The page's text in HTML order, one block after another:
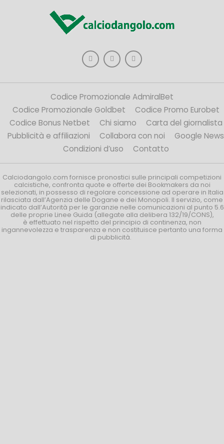
Codice Promozionale AdmiralBet
Codice Promozionale Goldbet
Codice Promo Eurobet
Codice Bonus Netbet
Chi siamo
Carta del giornalista
Pubblicità e affiliazioni
Collabora con noi
Google News
Condizioni d’uso
Contatto
Calciodangolo.com fornisce pronostici sulle principali competizioni
calcistiche, confronta quote e offerte dei Bookmakers da noi
selezionati, in possesso di regolare concessione ad operare in Italia
rilasciata dall’Agenzia delle Dogane e dei Monopoli. Il servizio, come
indicato dall’Autorità per le garanzie nelle comunicazioni al punto 5.6
delle proprie Linee Guida (allegate alla delibera 132/19/CONS),
è effettuato nel rispetto del principio di continenza, non
ingannevolezza e trasparenza e non costituisce pertanto una forma
di pubblicità.